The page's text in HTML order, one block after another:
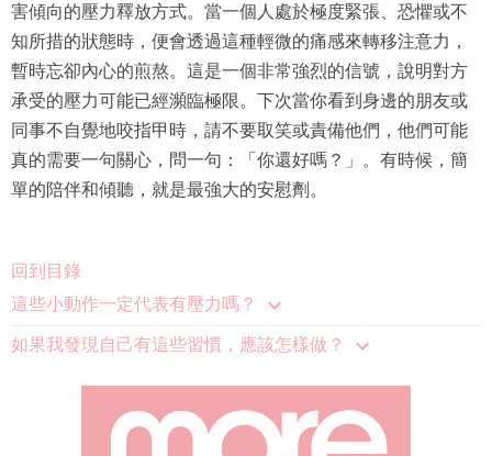
害傾向的壓力釋放方式。當一個人處於極度緊張、恐懼或不
知所措的狀態時，便會透過這種輕微的痛感來轉移注意力，
暫時忘卻內心的煎熬。這是一個非常強烈的信號，說明對方
承受的壓力可能已經瀕臨極限。下次當你看到身邊的朋友或
同事不自覺地咬指甲時，請不要取笑或責備他們，他們可能
真的需要一句關心，問一句：「你還好嗎？」。有時候，簡
單的陪伴和傾聽，就是最強大的安慰劑。
回到目錄
這些小動作一定代表有壓力嗎？
如果我發現自己有這些習慣，應該怎樣做？